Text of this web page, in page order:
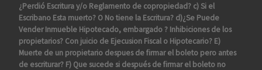
¿Perdió Escritura y/o Reglamento de copropiedad? c) Si el
Escribano Esta muerto? O No tiene la Escritura? d)¿Se Puede
Vender Inmueble Hipotecado, embargado ? Inhibiciones de los
propietarios? Con juicio de Ejecusion Fiscal o Hipotecario? E)
Muerte de un propietario despues de firmar el boleto pero antes
de escriturar? F) Que sucede si después de firmar el boleto no